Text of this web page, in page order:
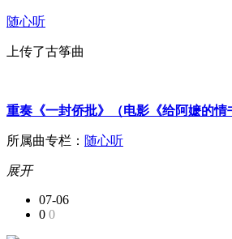
随心听
上传了古筝曲
重奏《一封侨批》（电影《给阿嬷的情
所属曲专栏： 随心听
展开
07-06
0 0